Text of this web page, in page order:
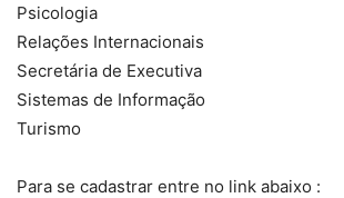
Psicologia
Relações Internacionais
Secretária de Executiva
Sistemas de Informação
Turismo
Para se cadastrar entre no link abaixo :